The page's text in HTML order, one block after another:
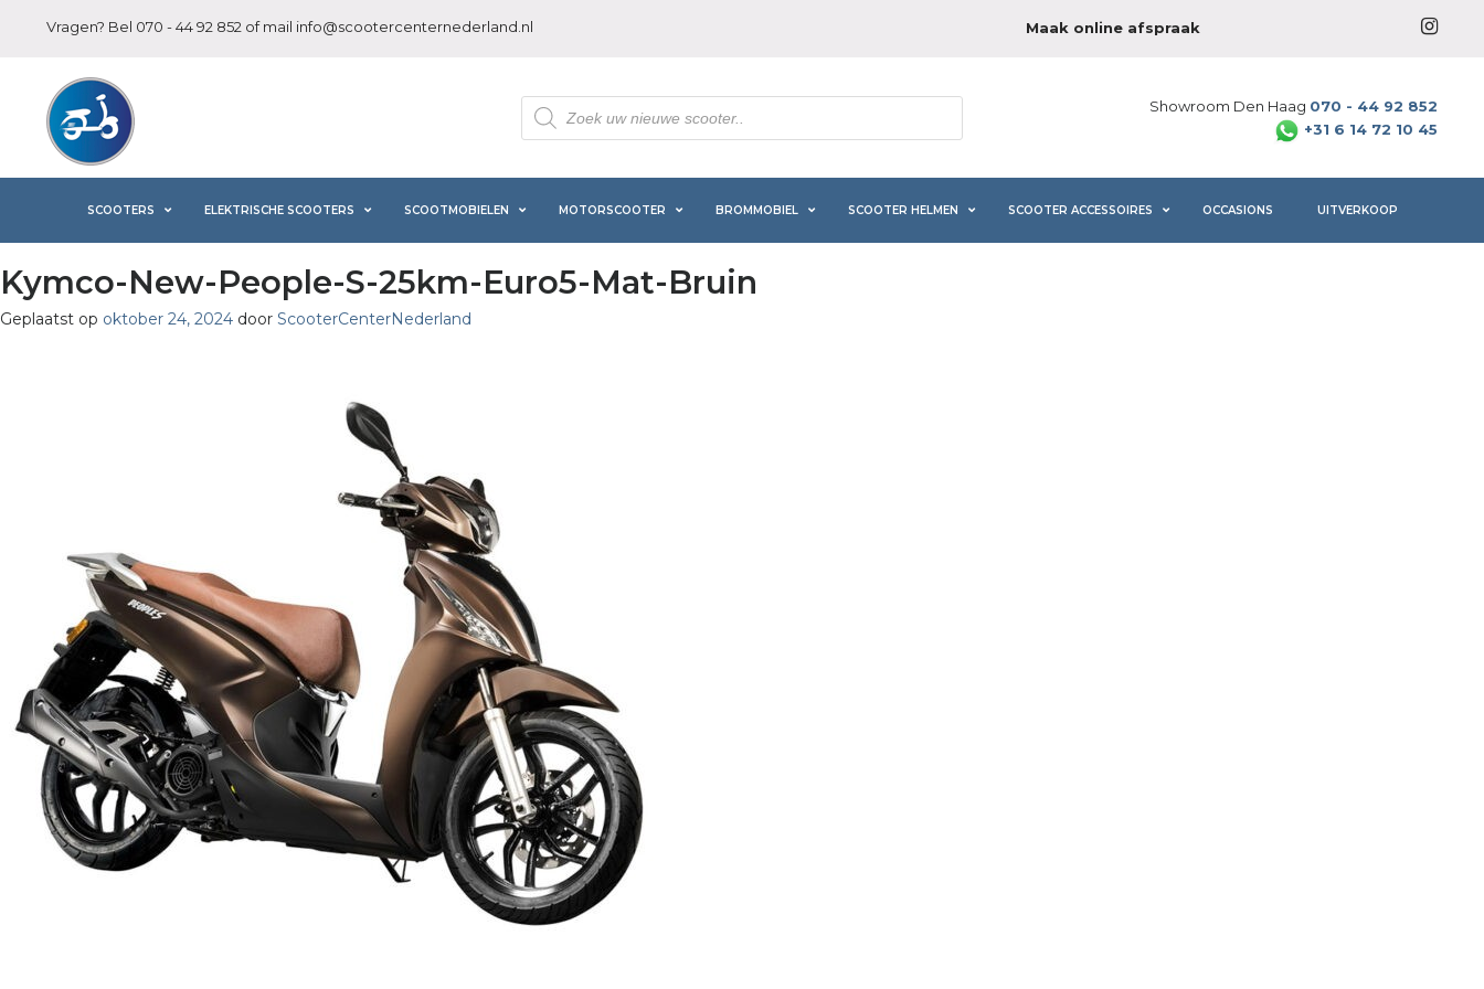
Vragen? Bel 070 - 44 92 852 of mail info@scootercenternederland.nl Maak online afspraak
Producten
zoeken
Showroom Den Haag 070 - 44 92 852
+31 6 14 72 10 45
SCOOTERS ELEKTRISCHE SCOOTERS SCOOTMOBIELEN MOTORSCOOTER BROMMOBIEL SCOOTER HELMEN SCOOTER ACCESSOIRES OCCASIONS UITVERKOOP
Kymco-New-People-S-25km-Euro5-Mat-Bruin
Geplaatst op oktober 24, 2024 door ScooterCenterNederland